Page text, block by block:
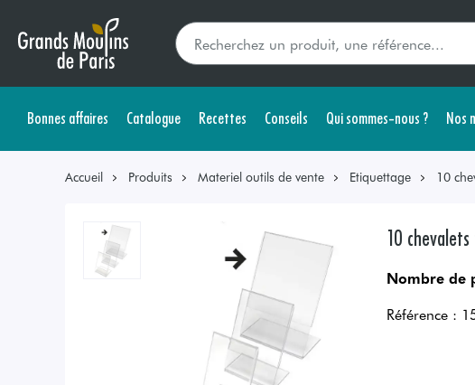
Bonnes affaires Catalogue Recettes Conseils Qui sommes-nous ? Nos
Accueil Produits Materiel outils de vente Etiquettage 10
10
Nombre de
Référence :